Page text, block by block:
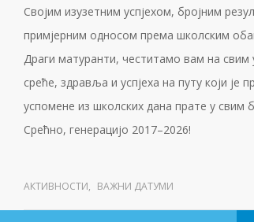
Својим изузетним успјехом, бројним
примјерним односом према школским
Драги матуранти, честитамо вам на свим
среће, здравља и успјеха на путу који је
успомене из школских дана прате у свим
Срећно, генерацијо 2017–2026!
АКТИВНОСТИ, ВАЖНИ ДАТУМИ